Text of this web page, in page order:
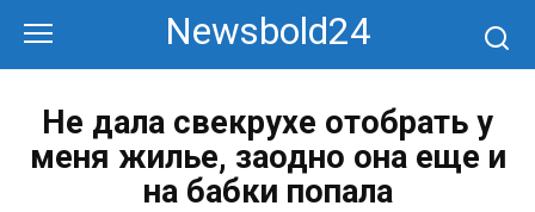
контенту
Newsbold24
Не дала свекрухе отобрать у
меня жилье, заодно она еще и
на бабки попала